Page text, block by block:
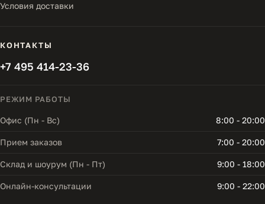
Условия доставки
КОНТАКТЫ
+7 495 414-23-36
РЕЖИМ РАБОТЫ
Офис (Пн - Вс) 8:00 - 20:00
Прием заказов 7:00 - 20:00
Склад и шоурум (Пн - Пт) 9:00 - 18:00
Онлайн-консультации 9:00 - 22:00